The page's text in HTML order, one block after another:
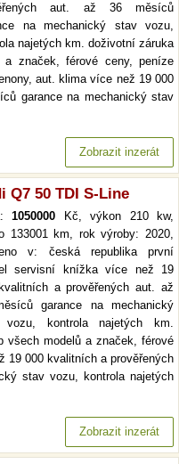
aut. až 36 měsíců
na mechanický stav vozu,
najetých km. doživotní záruka
a značek, férové ceny, peníze
aut. klima více než 19 000
garance na mechanický stav
Zobrazit inzerát
Q7 50 TDI S-Line
1050000 Kč, výkon 210 kw,
133001 km, rok výroby: 2020,
v: česká republika první
servisní knížka více než 19
a prověřených aut. až
garance na mechanický
vozu, kontrola najetých km.
všech modelů a značek, férové
19 000 kvalitních a prověřených
stav vozu, kontrola najetých
Zobrazit inzerát